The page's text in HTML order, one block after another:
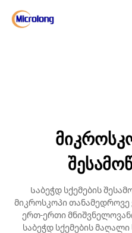
Საბეჭდ სქემების
მიკროსკოპი
ერთ-ერთი
საბეჭდ სქემების